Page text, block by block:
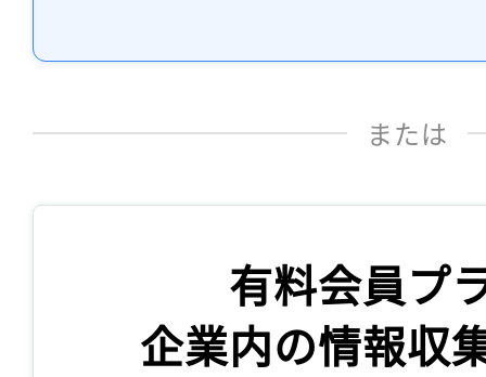
または
有料会員プ
企業内の情報収